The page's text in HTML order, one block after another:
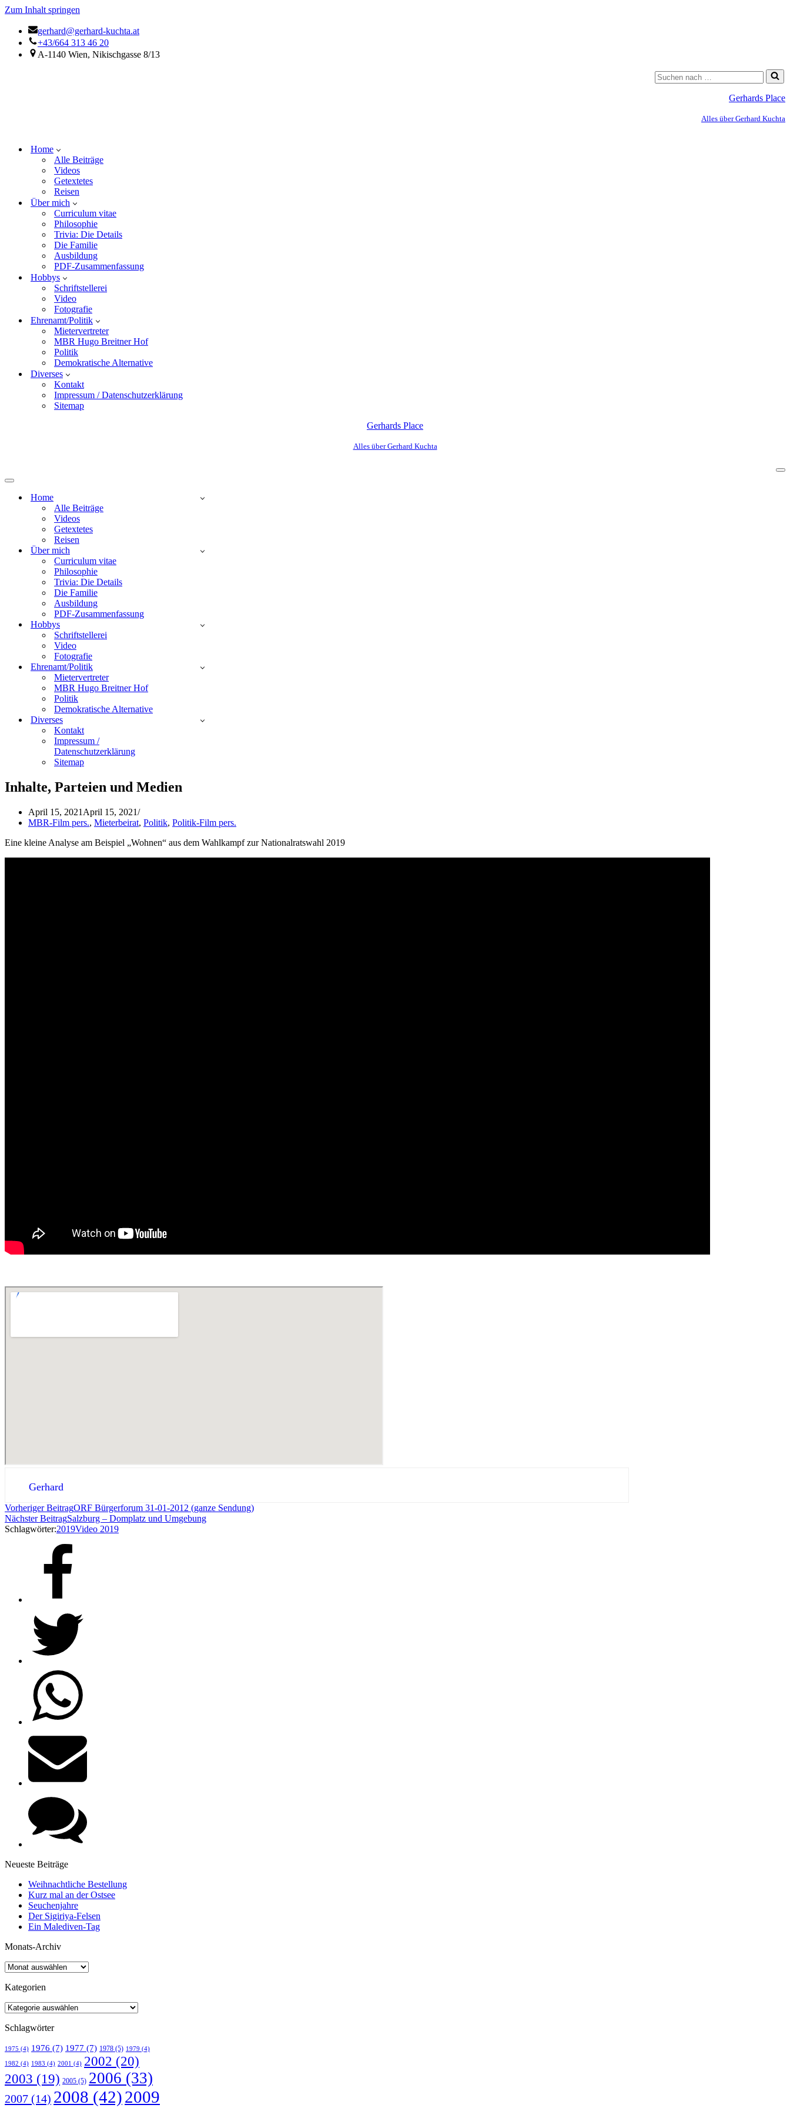
Zum Inhalt springen
gerhard@gerhard-kuchta.at
+43/664 313 46 20
A-1140 Wien, Nikischgasse 8/13
Gerhards Place
Alles über Gerhard Kuchta
Home
Alle Beiträge
Videos
Getextetes
Reisen
Über mich
Curriculum vitae
Philosophie
Trivia: Die Details
Die Familie
Ausbildung
PDF-Zusammenfassung
Hobbys
Schriftstellerei
Video
Fotografie
Ehrenamt/Politik
Mietervertreter
MBR Hugo Breitner Hof
Politik
Demokratische Alternative
Diverses
Kontakt
Impressum / Datenschutzerklärung
Sitemap
Gerhards Place
Alles über Gerhard Kuchta
Home
Alle Beiträge
Videos
Getextetes
Reisen
Über mich
Curriculum vitae
Philosophie
Trivia: Die Details
Die Familie
Ausbildung
PDF-Zusammenfassung
Hobbys
Schriftstellerei
Video
Fotografie
Ehrenamt/Politik
Mietervertreter
MBR Hugo Breitner Hof
Politik
Demokratische Alternative
Diverses
Kontakt
Impressum /
Datenschutzerklärung
Sitemap
Inhalte, Parteien und Medien
April 15, 2021 April 15, 2021
MBR-Film pers., Mieterbeirat, Politik, Politik-Film pers.
Eine kleine Analyse am Beispiel „Wohnen“ aus dem Wahlkampf zur Nationalratswahl 2019
Gerhard
Vorheriger BeitragORF Bürgerforum 31-01-2012 (ganze Sendung)
Nächster BeitragSalzburg – Domplatz und Umgebung
Schlagwörter:2019Video 2019
Neueste Beiträge
Weihnachtliche Bestellung
Kurz mal an der Ostsee
Seuchenjahre
Der Sigiriya-Felsen
Ein Malediven-Tag
Monats-Archiv
Kategorien
Schlagwörter
1975 (4) 1976 (7) 1977 (7) 1978 (5) 1979 (4)
1982 (4) 1983 (4) 2001 (4) 2002 (20)
2003 (19) 2005 (5) 2006 (33)
2007 (14) 2008 (42)2009